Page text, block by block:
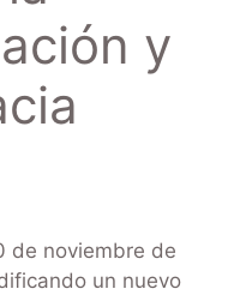
y
de noviembre de
un nuevo